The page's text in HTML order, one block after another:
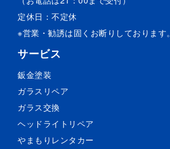
定休日：不定休
※営業・勧誘は固くお断りしております。
サービス
鈑金塗装
ガラスリペア
ガラス交換
ヘッドライトリペア
やまもりレンタカー